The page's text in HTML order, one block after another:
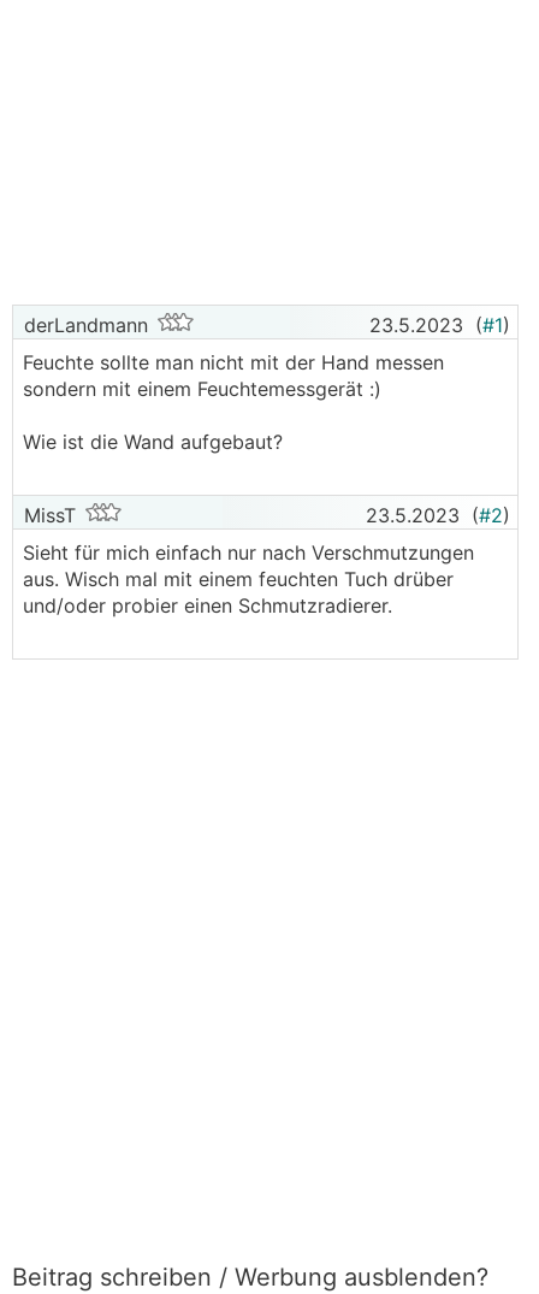
derLandmann 23.5.2023 (#1)
Feuchte sollte man nicht mit der Hand messen
sondern mit einem Feuchtemessgerät :)
Wie ist die Wand aufgebaut?
MissT 23.5.2023 (#2)
Sieht für mich einfach nur nach Verschmutzungen
aus. Wisch mal mit einem feuchten Tuch drüber
und/oder probier einen Schmutzradierer.
Beitrag schreiben / Werbung ausblenden?